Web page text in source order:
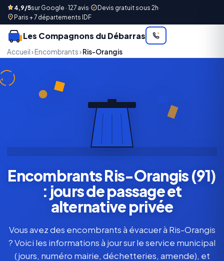
4,9/5sur Google · 127 avis· Devis gratuit sous 2h·
Paris + 7 départements IDF
Les Compagnons du Débarras
Accueil› Encombrants› Ris-Orangis
Encombrants Ris-Orangis (91)
: jours de passage et
alternative privée
Vous avez des encombrants à évacuer à Ris-Orangis
? Voici les informations à jour sur le service municipal
(jours, numéro mairie, déchetteries, amende), et